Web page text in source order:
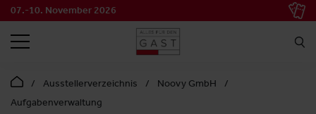
07.-10. November 2026
SUCHEN
Ausstellerverzeichnis
Noovy GmbH
Aufgabenverwaltung